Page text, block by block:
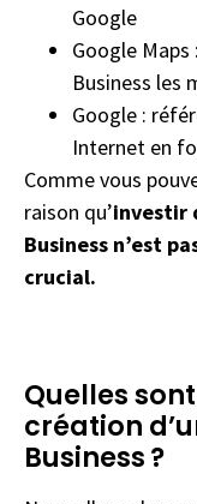
Google
Google
Business les
Google :
Internet en
Comme vous
raison qu’investir
Business n’est
crucial.
Quelles
création
Business ?